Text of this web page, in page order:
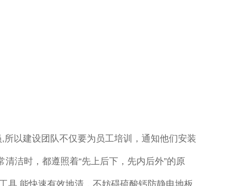
所以建设团队不仅要为员工培训，通知他们安装
洁时，都遵照着“先上后下，先内后外”的原